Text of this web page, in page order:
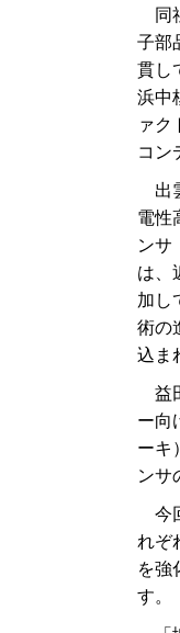
同
子部
貫し
浜中
ァ
コン
出
電性
ンサ
は、
加し
術の
込ま
益
ー向
ーキ
ンサ
今
れぞ
を強
す。